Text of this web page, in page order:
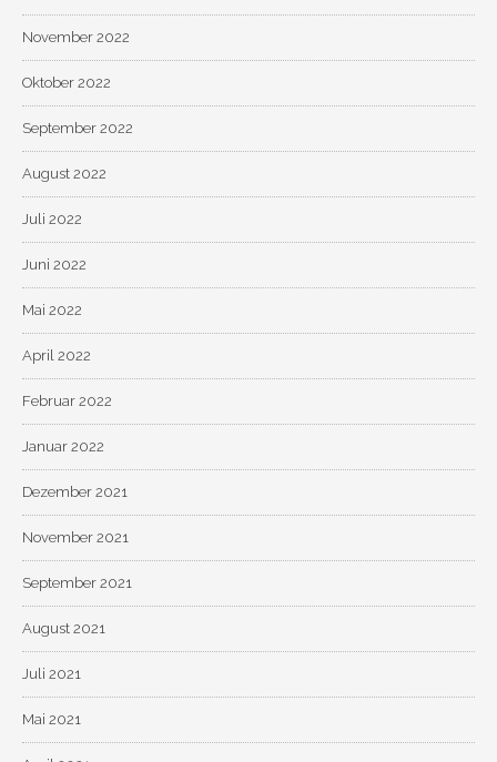
November 2022
Oktober 2022
September 2022
August 2022
Juli 2022
Juni 2022
Mai 2022
April 2022
Februar 2022
Januar 2022
Dezember 2021
November 2021
September 2021
August 2021
Juli 2021
Mai 2021